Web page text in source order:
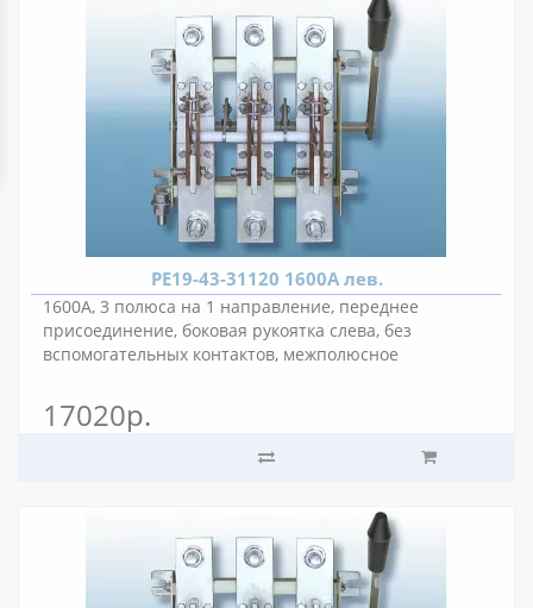
РЕ19-43-31120 1600А лев.
1600А, 3 полюса на 1 направление, переднее
присоединение, боковая рукоятка слева, без
вспомогательных контактов, межполюсное
17020р.